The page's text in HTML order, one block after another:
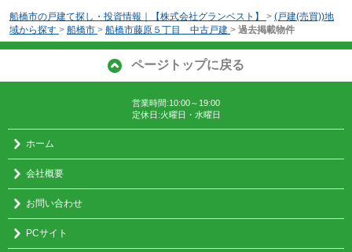
船橋市の戸建て探し・投資情報｜【株式会社グランベスト】 > (戸建(売買))地
域から探す > 船橋市 > 船橋市藤原５丁目 中古戸建 > 過去掲載物件
ページトップに戻る
営業時間:10:00～19:00
定休日:火曜日・水曜日
ホーム
会社概要
お問い合わせ
PCサイト